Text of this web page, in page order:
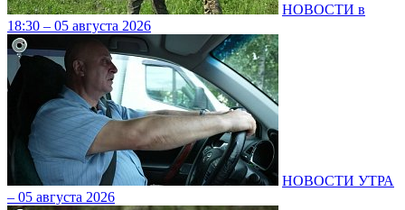
НОВОСТИ в
18:30 – 05 августа 2026
НОВОСТИ УТРА
– 05 августа 2026